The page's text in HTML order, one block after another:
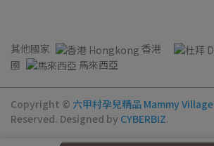
其他國家 香港
國
馬來西亞
Copyright © 六甲村孕兒精品 Mammy Village
Reserved. Designed by CYBERBIZ.